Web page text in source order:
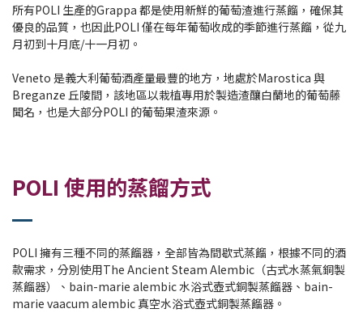
所有POLI 生產的Grappa 都是使用新鮮的葡萄渣進行蒸餾，確保其
優良的品質，也因此POLI 僅在每年葡萄收成的季節進行蒸餾，從九
月初到十月底/十一月初。
Veneto 是義大利葡萄酒產量最豐的地方，地處於Marostica 與
Breganze 丘陵間，該地區以栽植專用於製造渣釀白蘭地的葡萄藤
聞名，也是大部分POLI 的葡萄果渣來源。
POLI 使用的蒸餾方式
POLI 擁有三種不同的蒸餾器，全部皆為間歇式蒸餾，根據不同的酒
款需求，分別使用The Ancient Steam Alembic（古式水蒸氣銅製
蒸餾器）、bain-marie alembic 水浴式壺式銅製蒸餾器、bain-
marie vaacum alembic 真空水浴式壺式銅製蒸餾器。